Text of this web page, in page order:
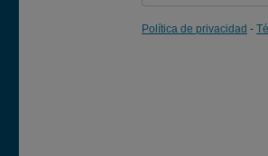
Política de privacidad -